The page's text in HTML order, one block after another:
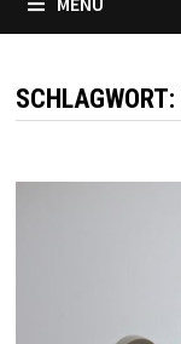
SCHLAGWORT: